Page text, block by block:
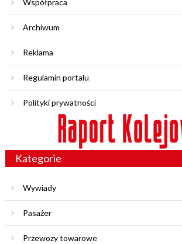
Archiwum
Reklama
Regulamin portalu
Polityki prywatności
Kategorie
Wywiady
Pasażer
Przewozy towarowe